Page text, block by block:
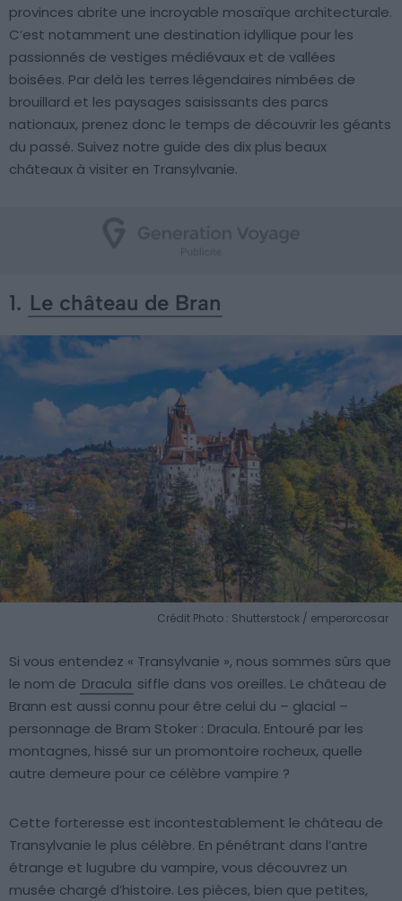
provinces abrite une incroyable mosaïque architecturale.
C’est notamment une destination idyllique pour les
passionnés de vestiges médiévaux et de vallées
boisées. Par delà les terres légendaires nimbées de
brouillard et les paysages saisissants des parcs
nationaux, prenez donc le temps de découvrir les géants
du passé. Suivez notre guide des dix plus beaux
châteaux à visiter en Transylvanie.
1. Le château de Bran
Crédit Photo : Shutterstock / emperorcosar
Si vous entendez « Transylvanie », nous sommes sûrs que
le nom de Dracula siffle dans vos oreilles. Le château de
Brann est aussi connu pour être celui du – glacial –
personnage de Bram Stoker : Dracula. Entouré par les
montagnes, hissé sur un promontoire rocheux, quelle
autre demeure pour ce célèbre vampire ?
Cette forteresse est incontestablement le château de
Transylvanie le plus célèbre. En pénétrant dans l’antre
étrange et lugubre du vampire, vous découvrez un
musée chargé d’histoire. Les pièces, bien que petites,